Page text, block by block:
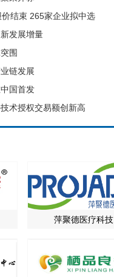
结束 265家企业拟中选
发展增量
围
链发展
国首发
术授权交易额创新高
萍聚德医疗科技